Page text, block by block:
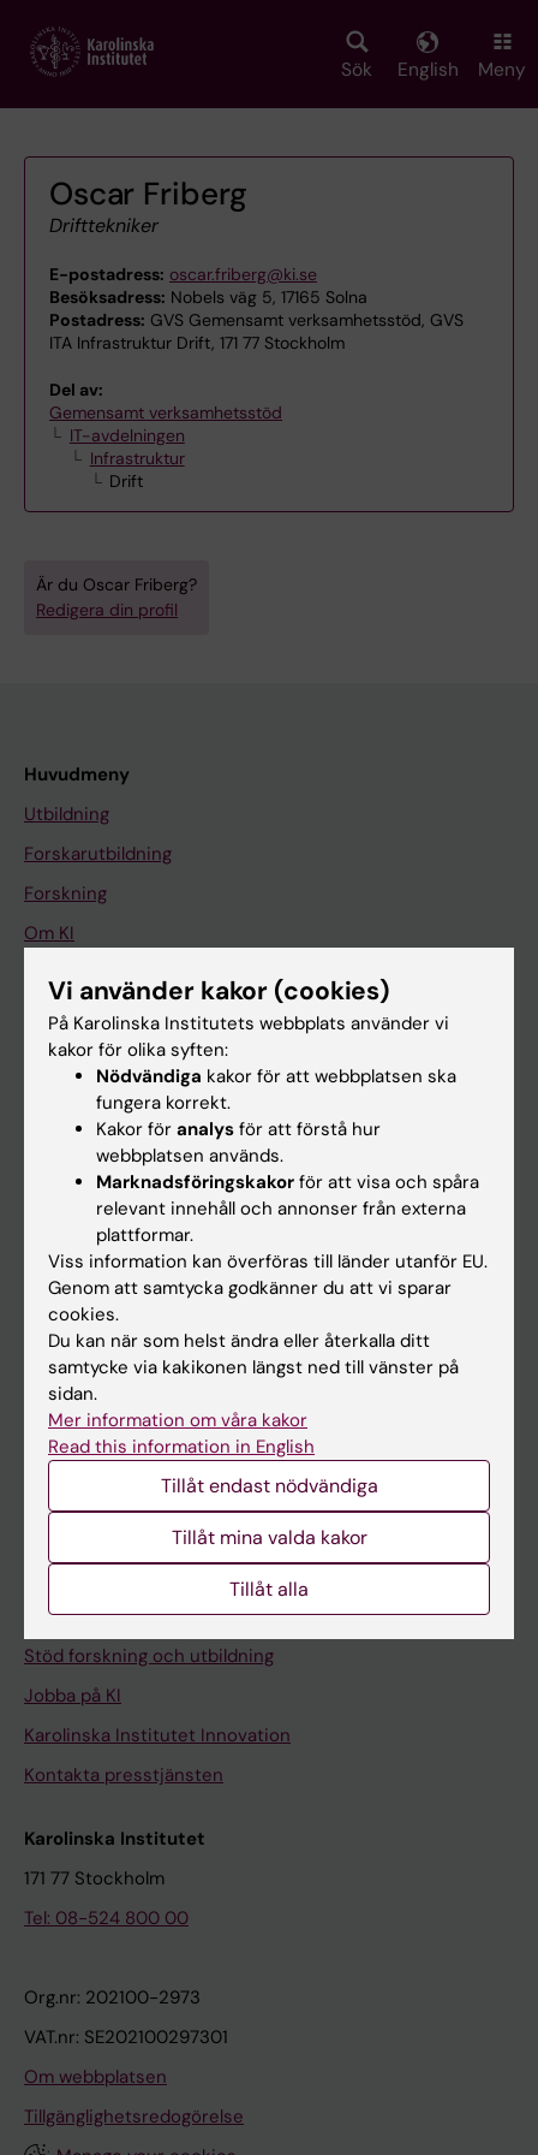
main
Sök English Meny
Oscar Friberg
Drifttekniker
E-postadress: oscar.friberg@ki.se
Besöksadress: Nobels väg 5, 17165 Solna
Postadress: GVS Gemensamt verksamhetsstöd, GVS
ITA Infrastruktur Drift, 171 77 Stockholm
Del av:
Gemensamt verksamhetsstöd
IT-avdelningen
Infrastruktur
Drift
Är du Oscar Friberg?
Redigera din profil
Huvudmeny
Utbildning
Forskarutbildning
Forskning
Om KI
På gång
Nyheter
Kalender
Schema
Studentmejlen
Kurs- och programwebbar
Student på KI
Medarbetarportalen
Universitetsbiblioteket
Stöd forskning och utbildning
Jobba på KI
Karolinska Institutet Innovation
Kontakta presstjänsten
Karolinska Institutet
171 77 Stockholm
Tel: 08-524 800 00
Org.nr: 202100-2973
VAT.nr: SE202100297301
Om webbplatsen
Tillgänglighetsredogörelse
Vi använder kakor (cookies)
På Karolinska Institutets webbplats använder vi
kakor för olika syften:
Nödvändiga kakor för att webbplatsen ska
fungera korrekt.
Kakor för analys för att förstå hur
webbplatsen används.
Marknadsföringskakor för att visa och spåra
relevant innehåll och annonser från externa
plattformar.
Viss information kan överföras till länder utanför EU.
Genom att samtycka godkänner du att vi sparar
cookies.
Du kan när som helst ändra eller återkalla ditt
samtycke via kakikonen längst ned till vänster på
sidan.
Mer information om våra kakor
Read this information in English
Tillåt endast nödvändiga
Tillåt mina valda kakor
Tillåt alla